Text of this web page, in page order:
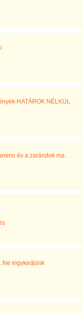
HATÁROK NÉLKÜL
és a zarándok ma .
irigykedjünk